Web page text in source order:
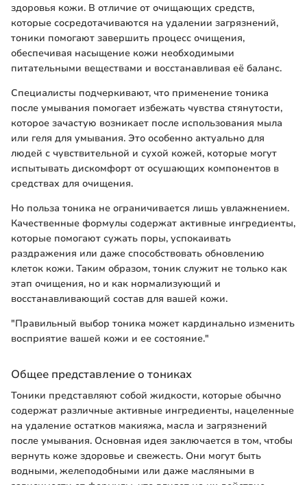
здоровья кожи. В отличие от очищающих средств,
которые сосредотачиваются на удалении загрязнений,
тоники помогают завершить процесс очищения,
обеспечивая насыщение кожи необходимыми
питательными веществами и восстанавливая её баланс.
Специалисты подчеркивают, что применение тоника
после умывания помогает избежать чувства стянутости,
которое зачастую возникает после использования мыла
или геля для умывания. Это особенно актуально для
людей с чувствительной и сухой кожей, которые могут
испытывать дискомфорт от осушающих компонентов в
средствах для очищения.
Но польза тоника не ограничивается лишь увлажнением.
Качественные формулы содержат активные ингредиенты,
которые помогают сужать поры, успокаивать
раздражения или даже способствовать обновлению
клеток кожи. Таким образом, тоник служит не только как
этап очищения, но и как нормализующий и
восстанавливающий состав для вашей кожи.
"Правильный выбор тоника может кардинально изменить
восприятие вашей кожи и ее состояние."
Общее представление о тониках
Тоники представляют собой жидкости, которые обычно
содержат различные активные ингредиенты, нацеленные
на удаление остатков макияжа, масла и загрязнений
после умывания. Основная идея заключается в том, чтобы
вернуть коже здоровье и свежесть. Они могут быть
водными, желеподобными или даже масляными в